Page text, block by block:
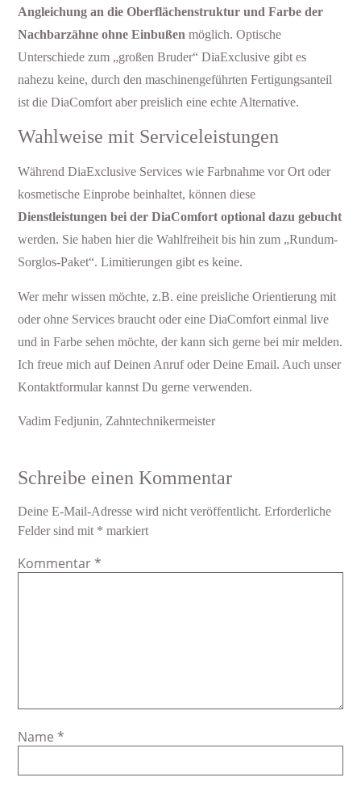
Angleichung an die Oberflächenstruktur und Farbe der
Nachbarzähne ohne Einbußen möglich. Optische
Unterschiede zum „großen Bruder“ DiaExclusive gibt es
nahezu keine, durch den maschinengeführten Fertigungsanteil
ist die DiaComfort aber preislich eine echte Alternative.
Wahlweise mit Serviceleistungen
Während DiaExclusive Services wie Farbnahme vor Ort oder
kosmetische Einprobe beinhaltet, können diese
Dienstleistungen bei der DiaComfort optional dazu gebucht
werden. Sie haben hier die Wahlfreiheit bis hin zum „Rundum-
Sorglos-Paket“. Limitierungen gibt es keine.
Wer mehr wissen möchte, z.B. eine preisliche Orientierung mit
oder ohne Services braucht oder eine DiaComfort einmal live
und in Farbe sehen möchte, der kann sich gerne bei mir melden.
Ich freue mich auf Deinen Anruf oder Deine Email. Auch unser
Kontaktformular kannst Du gerne verwenden.
Vadim Fedjunin, Zahntechnikermeister
Schreibe einen Kommentar
Deine E-Mail-Adresse wird nicht veröffentlicht. Erforderliche
Felder sind mit * markiert
Kommentar *
Name *